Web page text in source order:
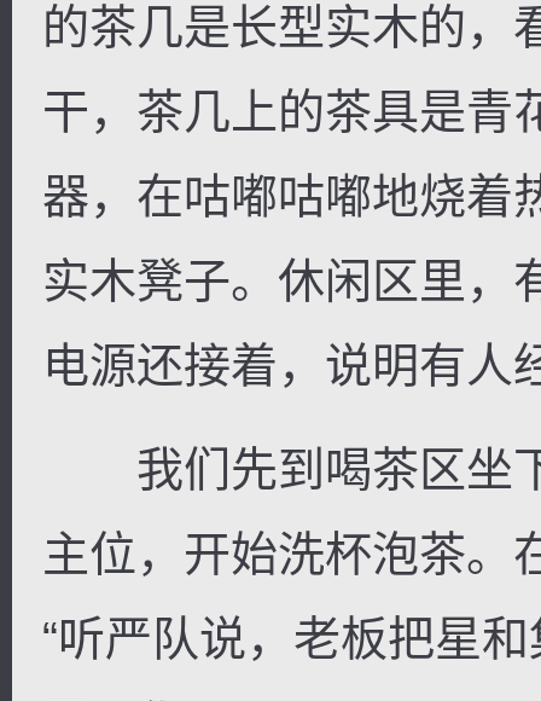
的茶几是长型实木的，
干，茶几上的茶具是青
器，在咕嘟咕嘟地烧着
实木凳子。休闲区里，
电源还接着，说明有人
我们先到喝茶区坐
主位，开始洗杯泡茶。
“听严队说，老板把星